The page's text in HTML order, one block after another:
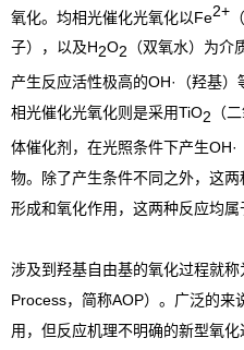
氧化。均相光催化光氧化以Fe2+
子），以及H2O2 （双氧水）为介
产生反应活性极高的OH·（羟基
相光催化光氧化则是采用TiO2 （
体催化剂，在光照条件下产生
物。除了产生条件不同之外，这
形成和氧化作用，这两种反应均属
涉及到羟基自由基的氧化过程就
Process，简称AOP）。广泛的来
用，但反应机理不明确的新型氧